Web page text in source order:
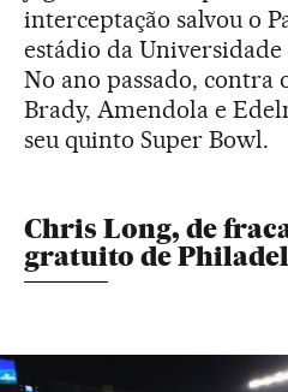
interceptação salvou o
estádio da
No ano passado, contra
Brady, Amendola e
seu quinto Super Bowl.
Chris Long, de
gratuito de